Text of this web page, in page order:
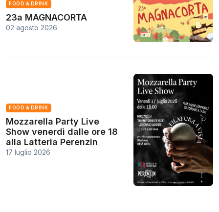
FOOD & DRINK
23a MAGNACORTA
02 agosto 2026
FOOD & DRINK
Mozzarella Party Live
Show venerdì dalle ore 18
alla Latteria Perenzin
17 luglio 2026